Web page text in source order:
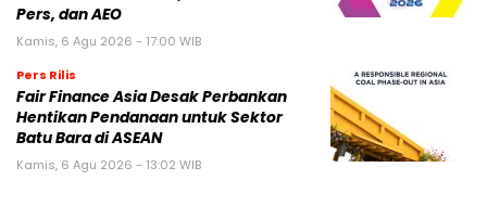
Pers, dan AEO
Kamis, 6 Agu 2026 - 17:00 WIB
Pers Rilis
Fair Finance Asia Desak Perbankan
Hentikan Pendanaan untuk Sektor
Batu Bara di ASEAN
Kamis, 6 Agu 2026 - 13:02 WIB